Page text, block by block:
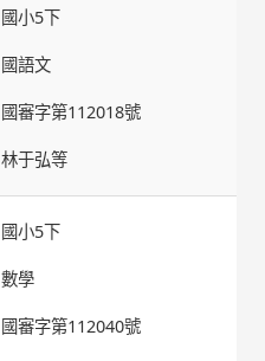
國小5下
國語文
國審字第112018號
林于弘等
國小5下
數學
國審字第112040號